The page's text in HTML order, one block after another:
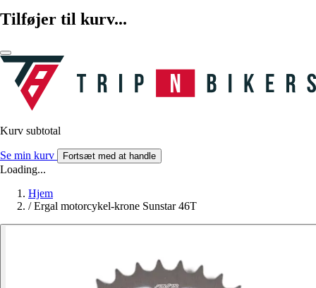
Tilføjer til kurv...
Kurv subtotal
Se min kurv Fortsæt med at handle
Loading...
Hjem
/ Ergal motorcykel-krone Sunstar 46T